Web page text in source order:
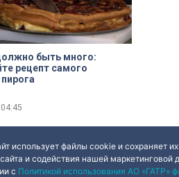
быть много:
рецепт самого
04:45
использует файлы cookie и сохраняет
сайта и содействия нашей
с Политикой использования АО «ГАТР»